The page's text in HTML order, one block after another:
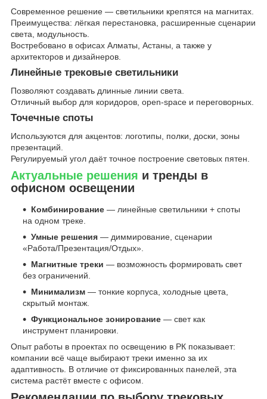
Современное решение — светильники крепятся на магнитах.
Преимущества: лёгкая перестановка, расширенные сценарии
света, модульность.
Востребовано в офисах Алматы, Астаны, а также у
архитекторов и дизайнеров.
Линейные трековые светильники
Позволяют создавать длинные линии света.
Отличный выбор для коридоров, open-space и переговорных.
Точечные споты
Используются для акцентов: логотипы, полки, доски, зоны
презентаций.
Регулируемый угол даёт точное построение световых пятен.
Актуальные решения и тренды в
офисном освещении
Комбинирование — линейные светильники + споты
на одном треке.
Умные решения — диммирование, сценарии
«Работа/Презентация/Отдых».
Магнитные треки — возможность формировать свет
без ограничений.
Минимализм — тонкие корпуса, холодные цвета,
скрытый монтаж.
Функциональное зонирование — свет как
инструмент планировки.
Опыт работы в проектах по освещению в РК показывает:
компании всё чаще выбирают треки именно за их
адаптивность. В отличие от фиксированных панелей, эта
система растёт вместе с офисом.